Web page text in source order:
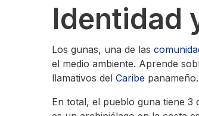
Identidad
Los gunas, una de las
el medio ambiente. Aprende
llamativos del Caribe panameño.
En total, el pueblo guna tiene 3